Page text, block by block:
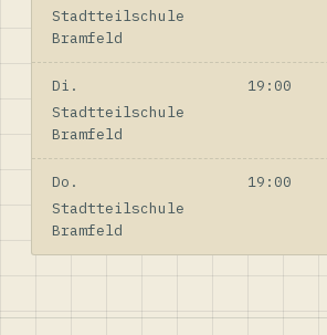
Stadtteilschule
Bramfeld
Di.
19:00
Stadtteilschule
Bramfeld
Do.
19:00
Stadtteilschule
Bramfeld